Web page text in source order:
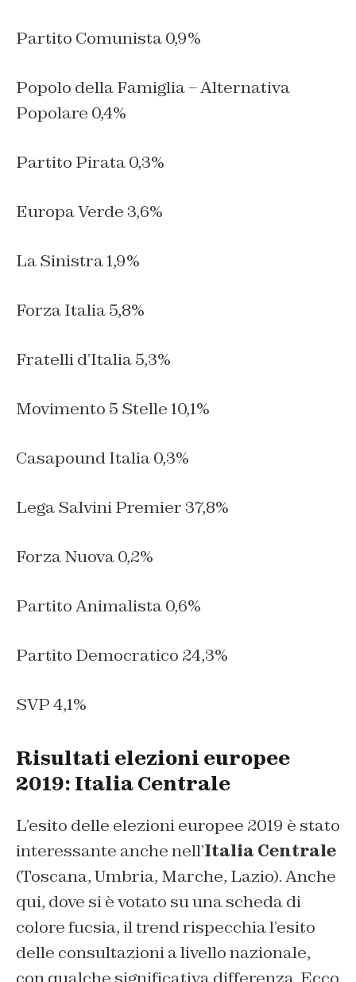
Partito Comunista 0,9%
Popolo della Famiglia – Alternativa
Popolare 0,4%
Partito Pirata 0,3%
Europa Verde 3,6%
La Sinistra 1,9%
Forza Italia 5,8%
Fratelli d’Italia 5,3%
Movimento 5 Stelle 10,1%
Casapound Italia 0,3%
Lega Salvini Premier 37,8%
Forza Nuova 0,2%
Partito Animalista 0,6%
Partito Democratico 24,3%
SVP 4,1%
Risultati elezioni europee
2019: Italia Centrale
L’esito delle elezioni europee 2019 è stato
interessante anche nell’Italia Centrale
(Toscana, Umbria, Marche, Lazio). Anche
qui, dove si è votato su una scheda di
colore fucsia, il trend rispecchia l’esito
delle consultazioni a livello nazionale,